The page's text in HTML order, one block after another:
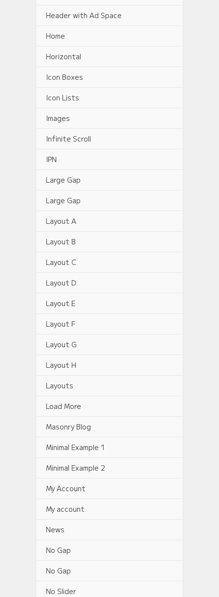
Header with Ad Space
Home
Horizontal
Icon Boxes
Icon Lists
Images
Infinite Scroll
IPN
Large Gap
Large Gap
Layout A
Layout B
Layout C
Layout D
Layout E
Layout F
Layout G
Layout H
Layouts
Load More
Masonry Blog
Minimal Example 1
Minimal Example 2
My Account
My account
News
No Gap
No Gap
No Slider